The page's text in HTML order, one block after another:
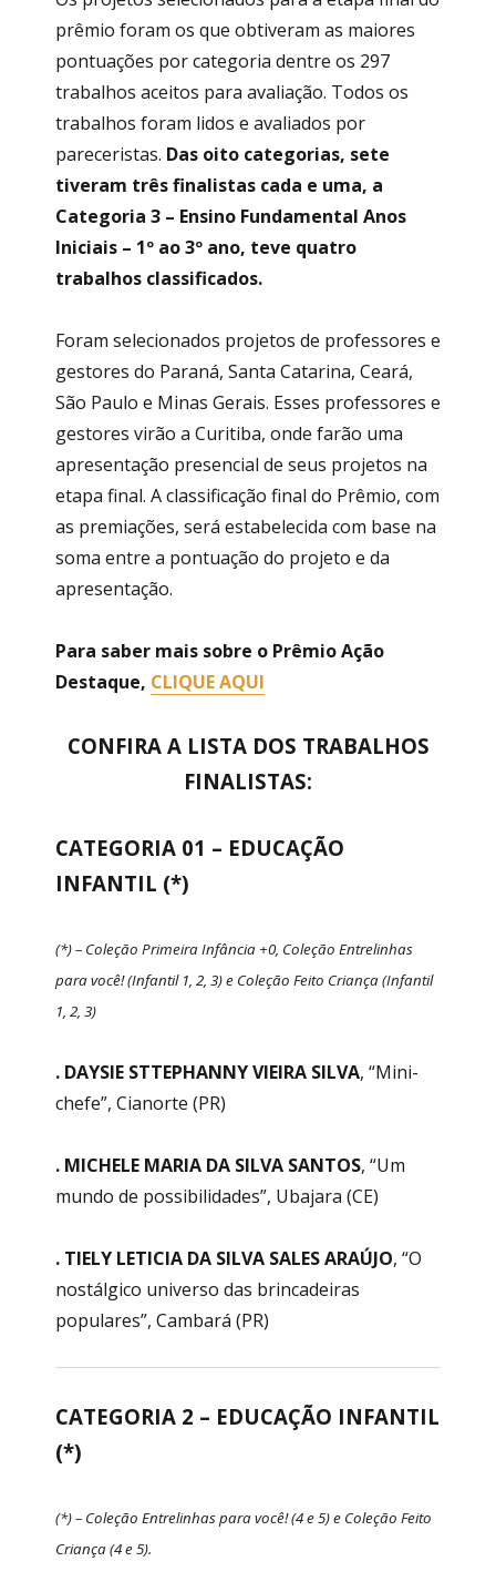
prêmio foram os que obtiveram as maiores
pontuações por categoria dentre os 297
trabalhos aceitos para avaliação. Todos os
trabalhos foram lidos e avaliados por
pareceristas. Das oito categorias, sete
tiveram três finalistas cada e uma, a
Categoria 3 – Ensino Fundamental Anos
Iniciais – 1º ao 3º ano, teve quatro
trabalhos classificados.
Foram selecionados projetos de professores e
gestores do Paraná, Santa Catarina, Ceará,
São Paulo e Minas Gerais. Esses professores e
gestores virão a Curitiba, onde farão uma
apresentação presencial de seus projetos na
etapa final. A classificação final do Prêmio, com
as premiações, será estabelecida com base na
soma entre a pontuação do projeto e da
apresentação.
Para saber mais sobre o Prêmio Ação
Destaque, CLIQUE AQUI
CONFIRA A LISTA DOS TRABALHOS
FINALISTAS:
CATEGORIA 01 – EDUCAÇÃO
INFANTIL (*)
(*) – Coleção Primeira Infância +0, Coleção Entrelinhas
para você! (Infantil 1, 2, 3) e Coleção Feito Criança (Infantil
1, 2, 3)
. DAYSIE STTEPHANNY VIEIRA SILVA, “Mini-
chefe”, Cianorte (PR)
. MICHELE MARIA DA SILVA SANTOS, “Um
mundo de possibilidades”, Ubajara (CE)
. TIELY LETICIA DA SILVA SALES ARAÚJO, “O
nostálgico universo das brincadeiras
populares”, Cambará (PR)
CATEGORIA 2 – EDUCAÇÃO INFANTIL
(*)
(*) – Coleção Entrelinhas para você! (4 e 5) e Coleção Feito
Criança (4 e 5).